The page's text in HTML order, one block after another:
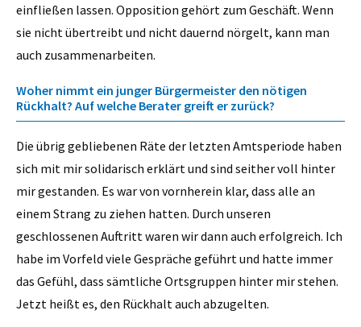
einfließen lassen. Opposition gehört zum Geschäft. Wenn
sie nicht übertreibt und nicht dauernd nörgelt, kann man
auch zusammenarbeiten.
Woher nimmt ein junger Bürgermeister den nötigen
Rückhalt? Auf welche Berater greift er zurück?
Die übrig gebliebenen Räte der letzten Amtsperiode haben
sich mit mir solidarisch erklärt und sind seither voll hinter
mir gestanden. Es war von vornherein klar, dass alle an
einem Strang zu ziehen hatten. Durch unseren
geschlossenen Auftritt waren wir dann auch erfolgreich. Ich
habe im Vorfeld viele Gespräche geführt und hatte immer
das Gefühl, dass sämtliche Ortsgruppen hinter mir stehen.
Jetzt heißt es, den Rückhalt auch abzugelten.